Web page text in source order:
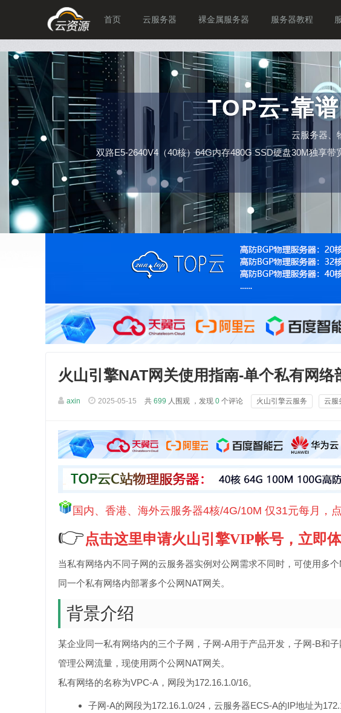
TOP云-靠
云服务器、
双路E5-2640V4（40核）64G内存480G SSD硬盘30M独享
首页 云服务器 裸金属服务器 服务器教程
火山引擎NAT网关使用指南-单个私有网
axin 2025-05-15 共 699 人围观 ，发现 0 个评论 火山引擎云服务 云服
国内、香港、海外云服务器4核/4G/10M 仅31元每月，
👉点击这里申请火山引擎VIP帐号，立即
当私有网络内不同子网的云服务器实例对公网需求不同时，可使用多
同一个私有网络内部署多个公网NAT网关。
背景介绍
某企业同一私有网络内的三个子网，子网-A用于产品开发，子网-B和
管理公网流量，现使用两个公网NAT网关。
私有网络的名称为VPC-A，网段为172.16.1.0/16。
子网-A的网段为172.16.1.0/24，云服务器ECS-A的IP地址为